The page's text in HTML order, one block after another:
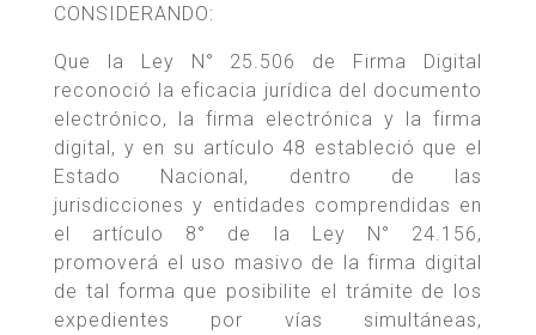
CONSIDERANDO:
Que la Ley N° 25.506 de Firma Digital
reconoció la eficacia jurídica del documento
electrónico, la firma electrónica y la firma
digital, y en su artículo 48 estableció que el
Estado Nacional, dentro de las
jurisdicciones y entidades comprendidas en
el artículo 8° de la Ley N° 24.156,
promoverá el uso masivo de la firma digital
de tal forma que posibilite el trámite de los
expedientes por vías simultáneas,